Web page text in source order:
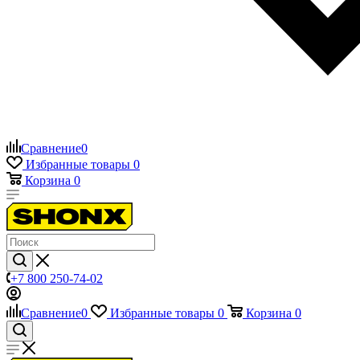
Сравнение0
Избранные товары 0
Корзина 0
+7 800 250-74-02
Сравнение0 Избранные товары 0 Корзина 0